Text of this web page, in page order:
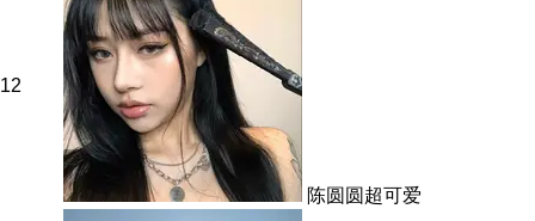
12
陈圆圆超可爱